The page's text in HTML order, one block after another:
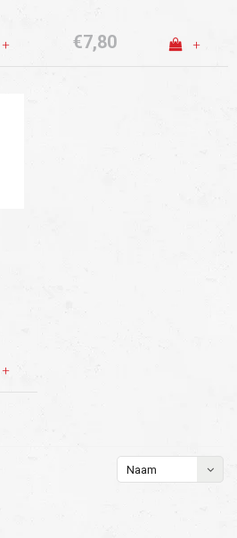
+ €7,80 +
+
Naam